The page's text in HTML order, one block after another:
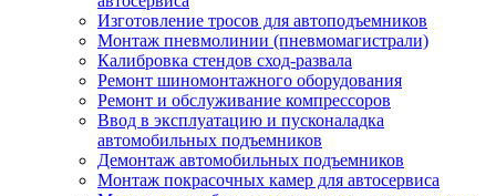
Изготовление тросов для автоподъемников
Монтаж пневмолинии (пневмомагистрали)
Калибровка стендов сход-развала
Ремонт шиномонтажного оборудования
Ремонт и обслуживание компрессоров
Ввод в эксплуатацию и пусконаладка
автомобильных подъемников
Демонтаж автомобильных подъемников
Монтаж покрасочных камер для автосервиса